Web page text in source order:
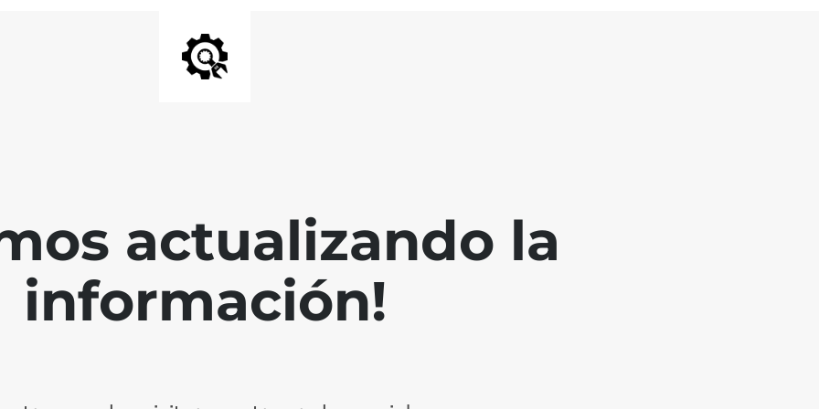
actualizando la
información!